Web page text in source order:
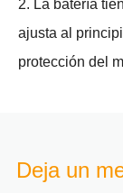
2. La batería
ajusta al
protección del
Deja un